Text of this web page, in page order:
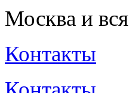
Москва и
Контакты